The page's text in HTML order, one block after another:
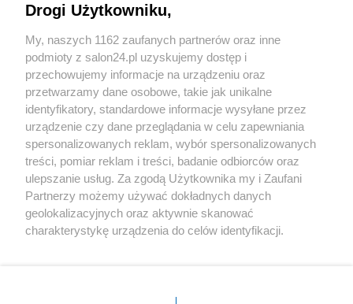
Sport
Społeczeństwo
Kultura
X Facebook Instagram Youtube
Drogi Użytkowniku,
My, naszych 1162 zaufanych partnerów oraz inne
podmioty z salon24.pl uzyskujemy dostęp i
przechowujemy informacje na urządzeniu oraz
przetwarzamy dane osobowe, takie jak unikalne
identyfikatory, standardowe informacje wysyłane przez
urządzenie czy dane przeglądania w celu zapewniania
spersonalizowanych reklam, wybór spersonalizowanych
treści, pomiar reklam i treści, badanie odbiorców oraz
ulepszanie usług. Za zgodą Użytkownika my i Zaufani
Partnerzy możemy używać dokładnych danych
geolokalizacyjnych oraz aktywnie skanować
charakterystykę urządzenia do celów identyfikacji.
zmienić/wycofać klikając przycisk ustawień prywatności